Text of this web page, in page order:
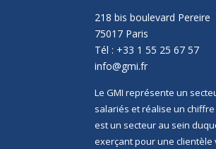
218 bis boulevard Pereire
75017 Paris
Tél : +33 1 55 25 67 57
info@gmi.fr
Le GMI représente un
salariés et réalise un chiffre
est un secteur au sein
exerçant pour une